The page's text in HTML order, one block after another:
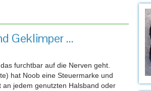
Geklimper …
furchtbar auf die Nerven geht.
hat Noob eine Steuermarke und
jedem genutzten Halsband oder